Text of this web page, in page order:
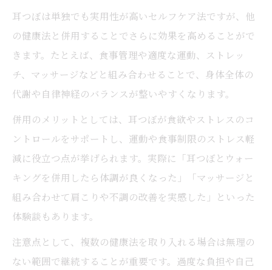
耳つぼは単独でも実用性が高いセルフケア法ですが、他
の健康法と併用することでさらに効果を高めることがで
きます。たとえば、食事管理や適度な運動、ストレッ
チ、マッサージなどと組み合わせることで、身体全体の
代謝や自律神経のバランスが整いやすくなります。
併用のメリットとしては、耳つぼが食欲やストレスのコ
ントロールをサポートし、運動や食事制限のストレス軽
減に役立つ点が挙げられます。実際に「耳つぼとウォー
キングを併用したら体調が良くなった」「マッサージと
組み合わせて肩こりや不調の改善を実感した」といった
体験談もあります。
注意点として、複数の健康法を取り入れる場合は無理の
ない範囲で継続することが重要です。過度な負担や自己